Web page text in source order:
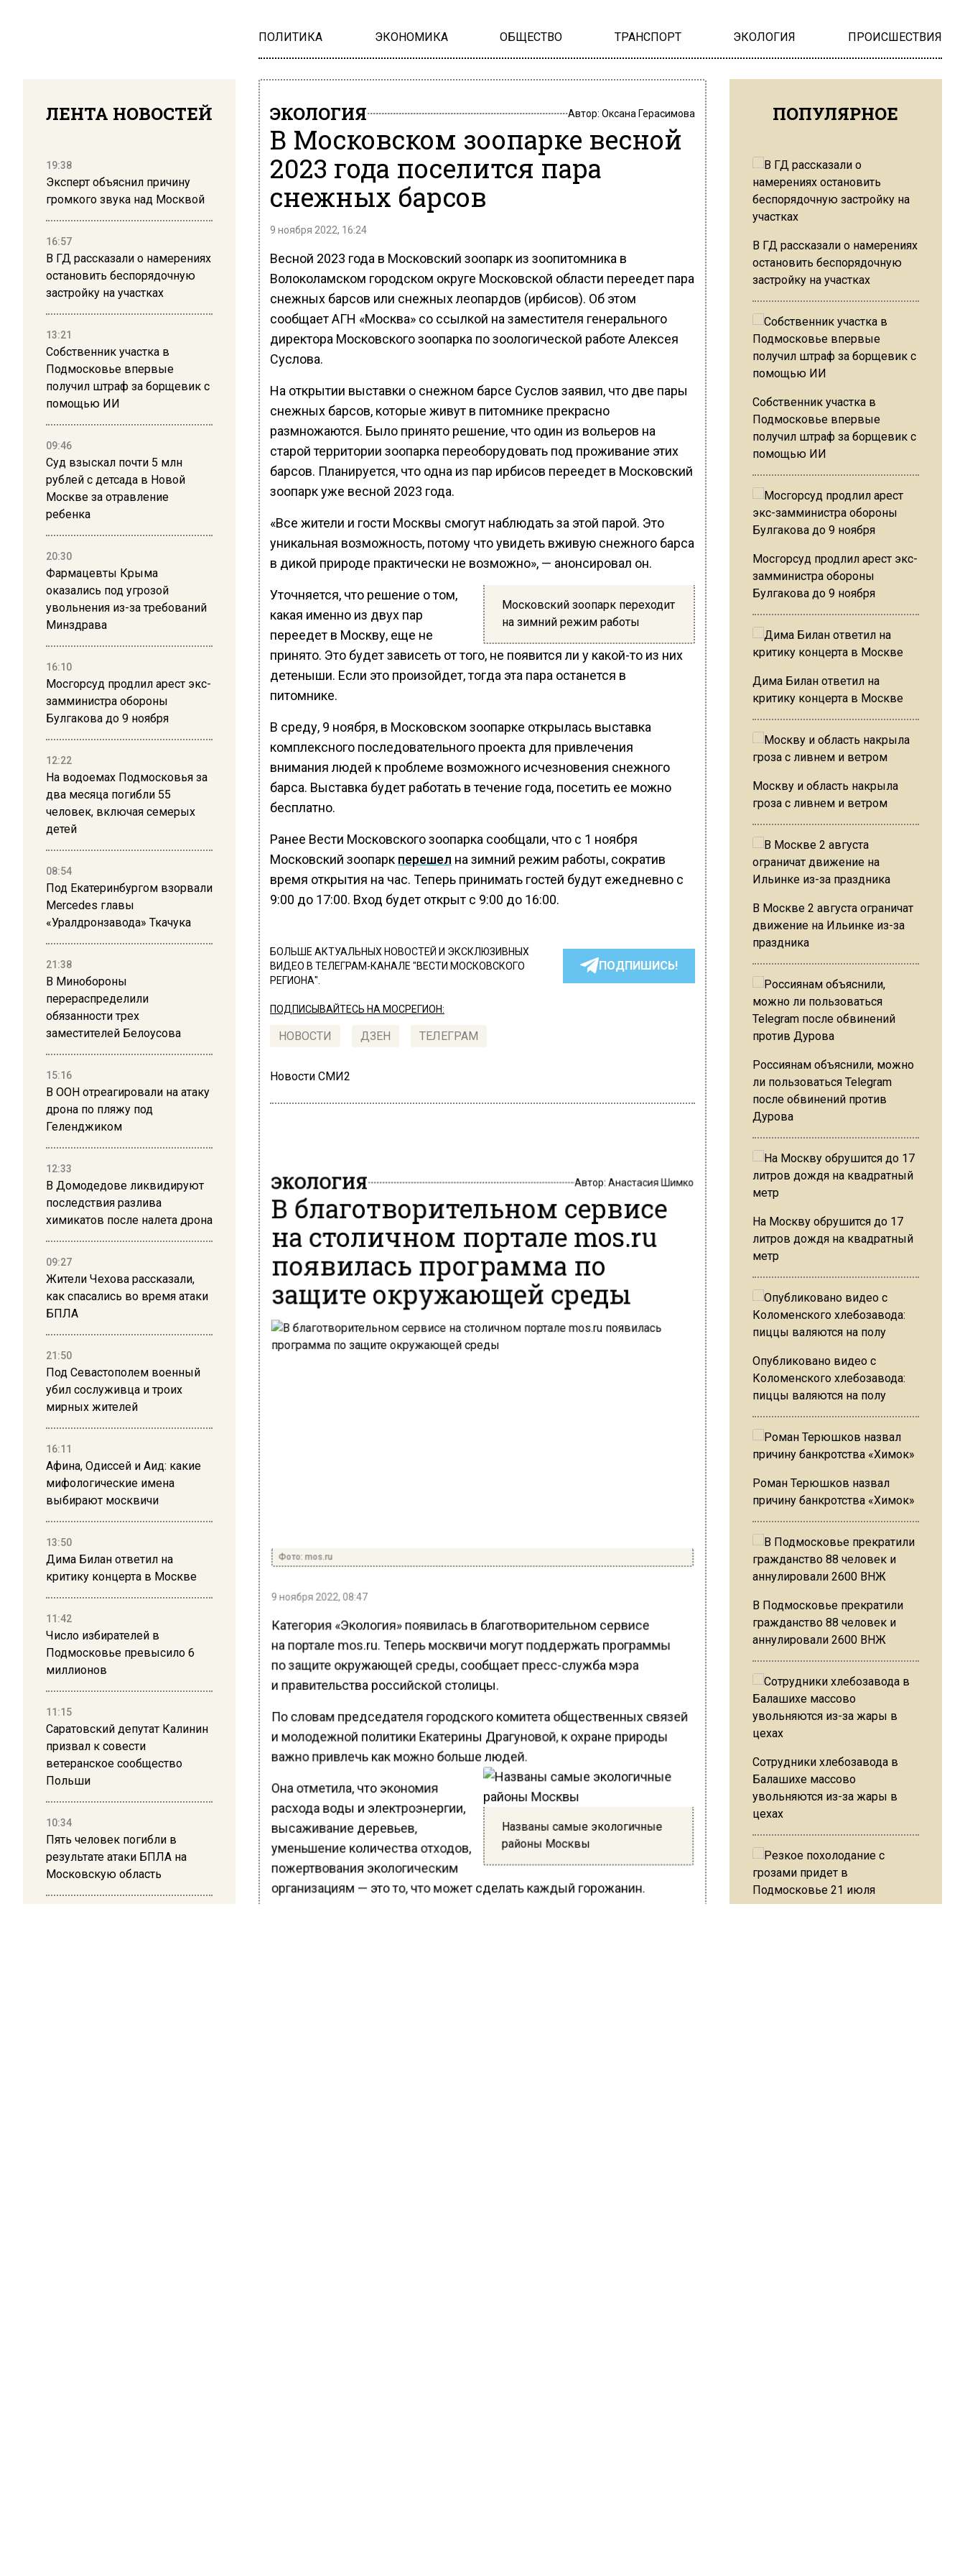
ПОЛИТИКА ЭКОНОМИКА ОБЩЕСТВО ТРАНСПОРТ ЭКОЛОГИЯ ПРОИСШЕСТВИЯ
ЛЕНТА НОВОСТЕЙ
19:38
Эксперт объяснил причину
громкого звука над Москвой
16:57
В ГД рассказали о намерениях
остановить беспорядочную
застройку на участках
13:21
Собственник участка в
Подмосковье впервые
получил штраф за борщевик с
помощью ИИ
09:46
Суд взыскал почти 5 млн
рублей с детсада в Новой
Москве за отравление
ребенка
20:30
Фармацевты Крыма
оказались под угрозой
увольнения из-за требований
Минздрава
16:10
Мосгорсуд продлил арест экс-
замминистра обороны
Булгакова до 9 ноября
12:22
На водоемах Подмосковья за
два месяца погибли 55
человек, включая семерых
детей
08:54
Под Екатеринбургом взорвали
Mercedes главы
«Уралдронзавода» Ткачука
21:38
В Минобороны
перераспределили
обязанности трех
заместителей Белоусова
15:16
В ООН отреагировали на атаку
дрона по пляжу под
Геленджиком
12:33
В Домодедове ликвидируют
последствия разлива
химикатов после налета дрона
09:27
Жители Чехова рассказали,
как спасались во время атаки
БПЛА
21:50
Под Севастополем военный
убил сослуживца и троих
мирных жителей
16:11
Афина, Одиссей и Аид: какие
мифологические имена
выбирают москвичи
13:50
Дима Билан ответил на
критику концерта в Москве
11:42
Число избирателей в
Подмосковье превысило 6
миллионов
11:15
Саратовский депутат Калинин
призвал к совести
ветеранское сообщество
Польши
10:34
Пять человек погибли в
результате атаки БПЛА на
Московскую область
ЭКОЛОГИЯ Автор: Оксана Герасимова
В Московском зоопарке весной
2023 года поселится пара
снежных барсов
9 ноября 2022, 16:24
Весной 2023 года в Московский зоопарк из зоопитомника в
Волоколамском городском округе Московской области переедет пара
снежных барсов или снежных леопардов (ирбисов). Об этом
сообщает АГН «Москва» со ссылкой на заместителя генерального
директора Московского зоопарка по зоологической работе Алексея
Суслова.
На открытии выставки о снежном барсе Суслов заявил, что две пары
снежных барсов, которые живут в питомнике прекрасно
размножаются. Было принято решение, что один из вольеров на
старой территории зоопарка переоборудовать под проживание этих
барсов. Планируется, что одна из пар ирбисов переедет в Московский
зоопарк уже весной 2023 года.
«Все жители и гости Москвы смогут наблюдать за этой парой. Это
уникальная возможность, потому что увидеть вживую снежного барса
в дикой природе практически не возможно», — анонсировал он.
Московский зоопарк переходит
на зимний режим работы
Уточняется, что решение о том,
какая именно из двух пар
переедет в Москву, еще не
принято. Это будет зависеть от того, не появится ли у какой-то из них
детеныши. Если это произойдет, тогда эта пара останется в
питомнике.
В среду, 9 ноября, в Московском зоопарке открылась выставка
комплексного последовательного проекта для привлечения
внимания людей к проблеме возможного исчезновения снежного
барса. Выставка будет работать в течение года, посетить ее можно
бесплатно.
Ранее Вести Московского зоопарка сообщали, что с 1 ноября
Московский зоопарк перешел на зимний режим работы, сократив
время открытия на час. Теперь принимать гостей будут ежедневно с
9:00 до 17:00. Вход будет открыт с 9:00 до 16:00.
БОЛЬШЕ АКТУАЛЬНЫХ НОВОСТЕЙ И ЭКСКЛЮЗИВНЫХ
ВИДЕО В ТЕЛЕГРАМ-КАНАЛЕ "ВЕСТИ МОСКОВСКОГО
РЕГИОНА".
ПОДПИШИСЬ!
ПОДПИСЫВАЙТЕСЬ НА МОСРЕГИОН:
НОВОСТИ ДЗЕН ТЕЛЕГРАМ
Новости СМИ2
ЭКОЛОГИЯ Автор: Анастасия Шимко
В благотворительном сервисе
на столичном портале mos.ru
появилась программа по
защите окружающей среды
Фото: mos.ru
9 ноября 2022, 08:47
Категория «Экология» появилась в благотворительном сервисе
на портале mos.ru. Теперь москвичи могут поддержать программы
по защите окружающей среды, сообщает пресс-служба мэра
и правительства российской столицы.
По словам председателя городского комитета общественных связей
и молодежной политики Екатерины Драгуновой, к охране природы
важно привлечь как можно больше людей.
Названы самые экологичные
районы Москвы
Она отметила, что экономия
расхода воды и электроэнергии,
высаживание деревьев,
уменьшение количества отходов,
пожертвования экологическим
организациям — это то, что может сделать каждый горожанин.
ПОПУЛЯРНОЕ
В ГД рассказали о намерениях
остановить беспорядочную
застройку на участках
Собственник участка в
Подмосковье впервые
получил штраф за борщевик с
помощью ИИ
Мосгорсуд продлил арест экс-
замминистра обороны
Булгакова до 9 ноября
Дима Билан ответил на
критику концерта в Москве
Москву и область накрыла
гроза с ливнем и ветром
В Москве 2 августа ограничат
движение на Ильинке из-за
праздника
Россиянам объяснили, можно
ли пользоваться Telegram
после обвинений против
Дурова
На Москву обрушится до 17
литров дождя на квадратный
метр
Опубликовано видео с
Коломенского хлебозавода:
пиццы валяются на полу
Роман Терюшков назвал
причину банкротства «Химок»
В Подмосковье прекратили
гражданство 88 человек и
аннулировали 2600 ВНЖ
Сотрудники хлебозавода в
Балашихе массово
увольняются из-за жары в
цехах